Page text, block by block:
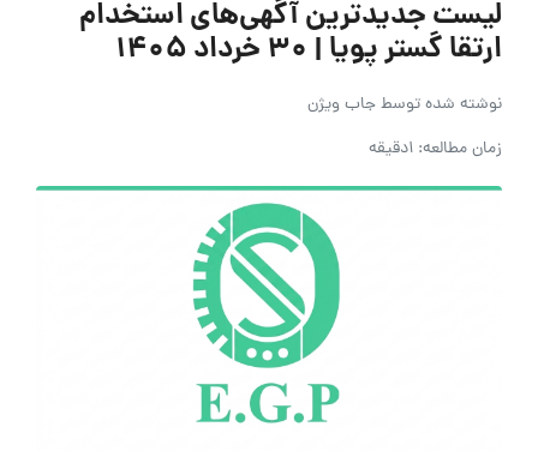
اشتراک گذاری
بدون دیدگاه
لیست جدیدترین آگهی‌های استخدام
ارتقا گستر پویا | ۳۰ خرداد ۱۴۰۵
جاب ویژن